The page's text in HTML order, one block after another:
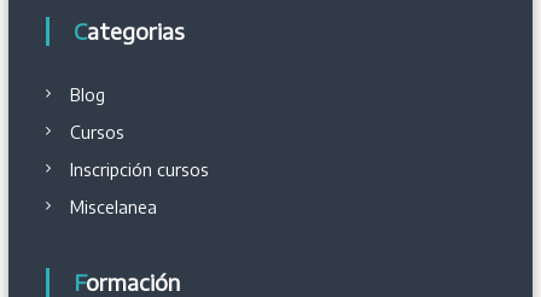
d
a
s
Categorias
Blog
Cursos
Inscripción cursos
Miscelanea
Formación